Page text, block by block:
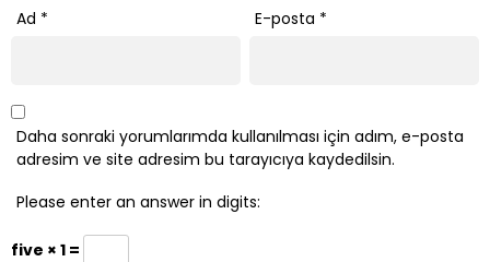
Ad * E-posta *
Daha sonraki yorumlarımda kullanılması için adım, e-posta
adresim ve site adresim bu tarayıcıya kaydedilsin.
Please enter an answer in digits:
five × 1 =